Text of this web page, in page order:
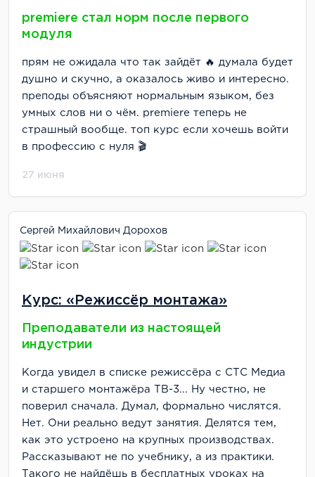
premiere стал норм после первого
модуля
прям не ожидала что так зайдёт 🔥 думала будет
душно и скучно, а оказалось живо и интересно.
преподы объясняют нормальным языком, без
умных слов ни о чём. premiere теперь не
страшный вообще. топ курс если хочешь войти
в профессию с нуля 🎬
27 июня
Сергей Михайлович Дорохов
Курс: «Режиссёр монтажа»
Преподаватели из настоящей
индустрии
Когда увидел в списке режиссёра с СТС Медиа
и старшего монтажёра ТВ-3... Ну честно, не
поверил сначала. Думал, формально числятся.
Нет. Они реально ведут занятия. Делятся тем,
как это устроено на крупных производствах.
Рассказывают не по учебнику, а из практики.
Такого не найдёшь в бесплатных уроках на